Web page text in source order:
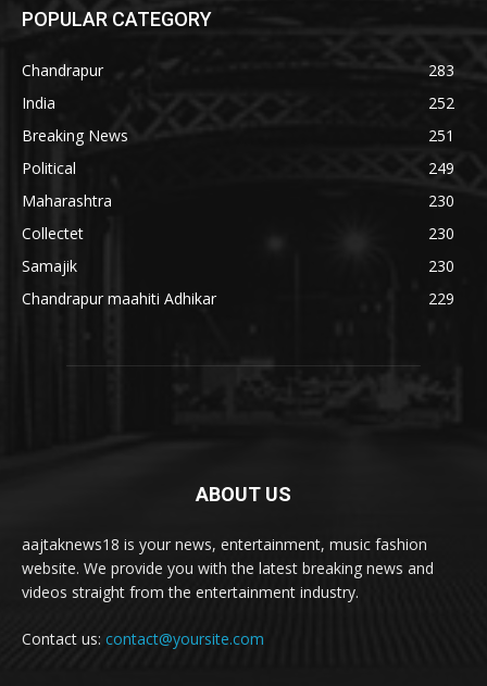
POPULAR CATEGORY
Chandrapur
283
India
252
Breaking News
251
Political
249
Maharashtra
230
Collectet
230
Samajik
230
Chandrapur maahiti Adhikar
229
ABOUT US
aajtaknews18 is your news, entertainment, music fashion
website. We provide you with the latest breaking news and
videos straight from the entertainment industry.
Contact us: contact@yoursite.com